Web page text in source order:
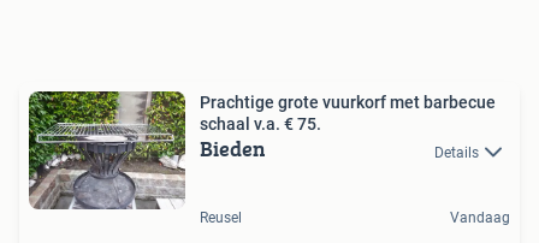
Prachtige grote vuurkorf met barbecue
schaal v.a. € 75.
Bieden Details
Reusel Vandaag